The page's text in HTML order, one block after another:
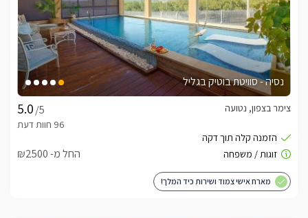
נסיה - סוויטת בוטיק בגליל
/5
צימר בצפון, נטועה
החל מ- ₪2500
מארח אישי צמוד ושירות כיד המלך!